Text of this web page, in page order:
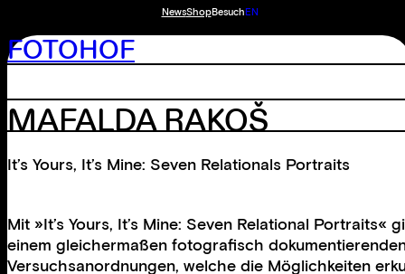
NewsShopBesuchEN
FOTOHOF
MAFALDA RAKOŠ
It’s Yours, It’s Mine: Seven Relationals Portraits
Mit »It’s Yours, It’s Mine: Seven Relational
einem gleichermaßen fotografisch
Versuchsanordnungen, welche die Möglichkeiten